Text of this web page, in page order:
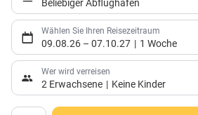
Basel/Mulhouse
Wählen Sie Ihren Reisezeitraum
09.08.26 – 07.10.27 1 Woche
Wer wird verreisen
2 Erwachsene Keine Kinder